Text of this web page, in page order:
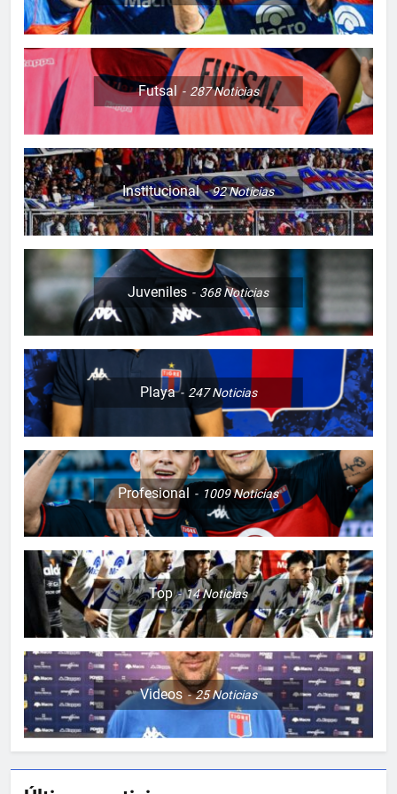
Futsal 287Noticias
Institucional 92Noticias
Juveniles 368Noticias
Playa 247Noticias
Profesional 1009Noticias
Top 14Noticias
Videos 25Noticias